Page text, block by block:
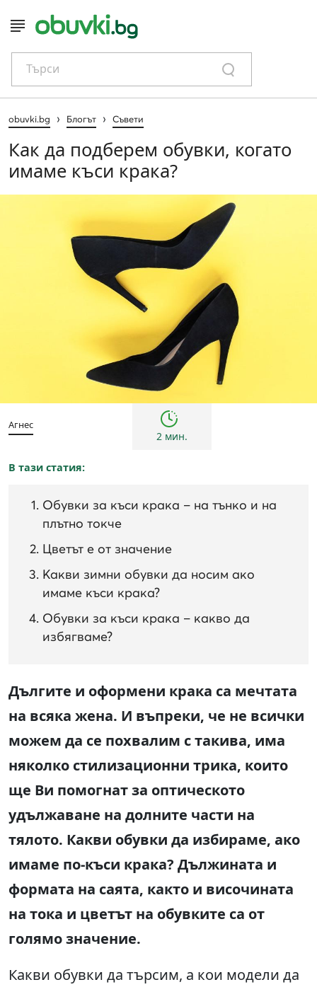
Търси
obuvki.bg › Блогът › Съвети
Как да подберем обувки, когато
имаме къси крака?
Агнес
2 мин.
В тази статия:
Обувки за къси крака – на тънко и на
плътно токче
Цветът е от значение
Какви зимни обувки да носим ако
имаме къси крака?
Обувки за къси крака – какво да
избягваме?
Дългите и оформени крака са мечтата
на всяка жена. И въпреки, че не всички
можем да се похвалим с такива, има
няколко стилизационни трика, които
ще Ви помогнат за оптическото
удължаване на долните части на
тялото. Какви обувки да избираме, ако
имаме по-къси крака? Дължината и
формата на саята, както и височината
на тока и цветът на обувките са от
голямо значение.
Какви обувки да търсим, а кои модели да